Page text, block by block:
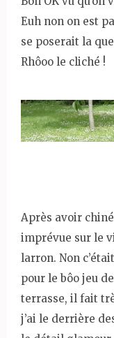
Euh non on est
se poserait la
Rhôoo le cliché !
Après avoir
imprévue sur le
larron. Non
pour le bôo jeu
terrasse, il fait
j’ai le derrière